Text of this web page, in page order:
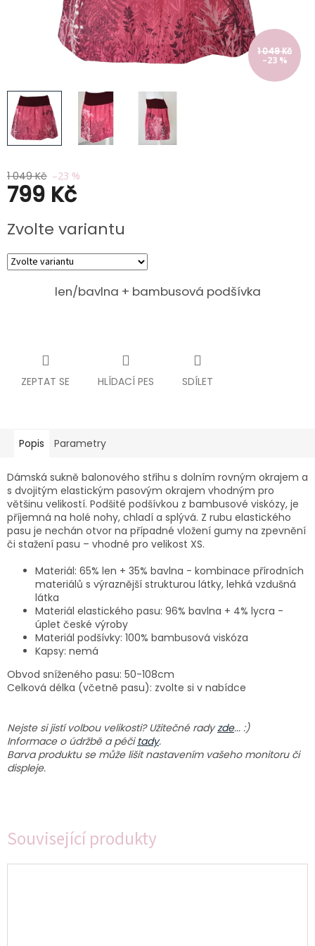
Slevy
1 049 Kč
–23 %
1 049 Kč –23 %
799 Kč
cena:
Zvolte variantu
len/bavlna + bambusová podšívka
ZEPTAT SE HLÍDACÍ PES SDÍLET
Související produkty
Popis Parametry
Dámská sukně balonového střihu s dolním rovným okrajem a
s dvojitým elastickým pasovým okrajem vhodným pro
většinu velikostí. Podšité podšívkou z bambusové viskózy, je
příjemná na holé nohy, chladí a splývá. Z rubu elastického
pasu je nechán otvor na případné vložení gumy na zpevnění
či stažení pasu – vhodné pro velikost XS.
Materiál: 65% len + 35% bavlna - kombinace přírodních
materiálů s výraznější strukturou látky, lehká vzdušná
látka
Materiál elastického pasu: 96% bavlna + 4% lycra -
úplet české výroby
Materiál podšívky: 100% bambusová viskóza
Kapsy: nemá
Obvod sníženého pasu: 50-108cm
Celková délka (včetně pasu): zvolte si v nabídce
Nejste si jistí volbou velikosti? Užitečné radyzde... :)
Informace o údržbě a péčitady.
Barva produktu se může lišit nastavením vašeho monitoru či
displeje.